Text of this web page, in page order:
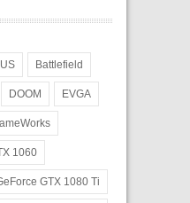
Battlefield
DOOM EVGA
1060
GTX 1080 Ti